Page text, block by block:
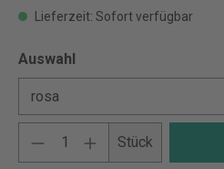
Lieferzeit: Sofort verfügbar
Auswahl
Stück